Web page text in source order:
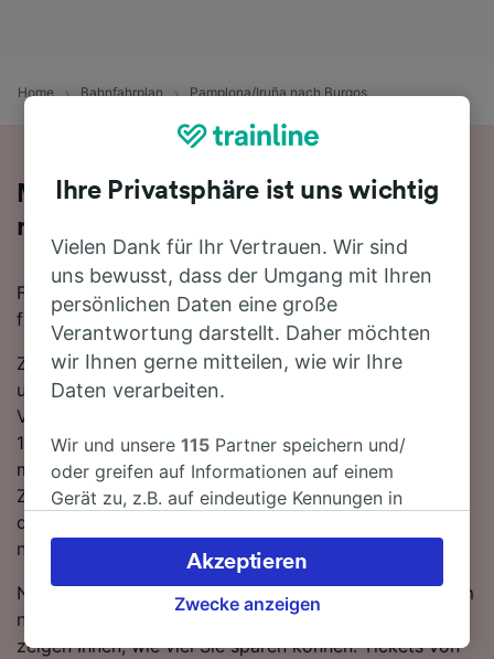
Home Bahnfahrplan Pamplona/Iruña nach Burgos
Mit der Bahn von Pamplona/Iruña
nach Burgos
Für eine Zugfahrt von Pamplona/Iruña nach Burgos
finden Sie bei uns alles, was Sie brauchen.
Zwischen Pamplona/Iruña und Burgos verkehren
ungefähr 4 Züge am Tag, die mit der schnellsten
Verbindung 12 Stunden 2 Minuten für die Strecke von
175 km benötigen. Bei dieser Verbindung nach Burgos
müssen Sie 3 umsteigen. Steigen Sie in einen Renfe-
Zug und Sie gelangen in nur 12 Stunden 2 Minuten mit
den schnellsten Zugverbindungen von Pamplona/Iruña
nach Burgos.
Nutzen Sie unseren Reiseplaner oben auf der Seite, um
nach günstigen Ticketpreisen zu suchen und wir
zeigen Ihnen, wie viel Sie sparen können. Tickets von
Ihre Privatsphäre ist uns wichtig
Vielen Dank für Ihr Vertrauen. Wir sind
uns bewusst, dass der Umgang mit Ihren
persönlichen Daten eine große
Verantwortung darstellt. Daher möchten
wir Ihnen gerne mitteilen, wie wir Ihre
Daten verarbeiten.
Wir und unsere115 Partner speichern und/
oder greifen auf Informationen auf einem
Gerät zu, z.B. auf eindeutige Kennungen in
verarbeiten. Sie können Ihre Präferenzen
akzeptieren oder verwalten, einschließlich
Ihres Widerspruchsrechts bei berechtigtem
Zwecke anzeigen
Akzeptieren